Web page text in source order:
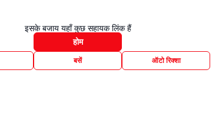
इसके बजाय यहाँ कुछ सहायक लिंक हैं
होम
बसें ऑटो रिक्शा